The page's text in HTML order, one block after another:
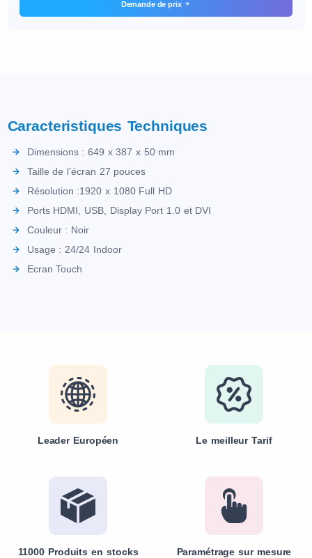
Demande de prix
Caracteristiques Techniques
Dimensions : 649 x 387 x 50 mm
Taille de l’écran 27 pouces
Résolution :1920 x 1080 Full HD
Ports HDMI, USB, Display Port 1.0 et DVI
Couleur : Noir
Usage : 24/24 Indoor
Ecran Touch
Leader Européen Le meilleur Tarif
11000 Produits en stocks Paramétrage sur mesure